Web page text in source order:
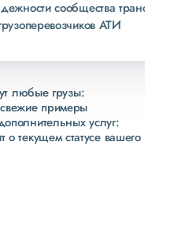
компаний
любые грузы:
примеры
услуг:
текущем статусе вашего